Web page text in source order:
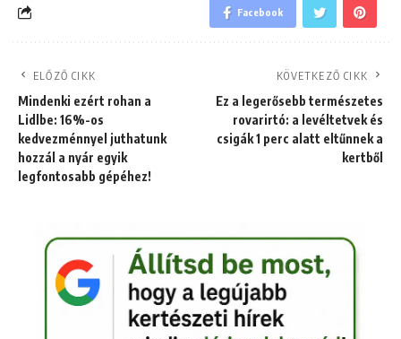
Facebook
ELŐZŐ CIKK
Mindenki ezért rohan a
Lidlbe: 16%-os
kedvezménnyel juthatunk
hozzál a nyár egyik
legfontosabb gépéhez!
KÖVETKEZŐ CIKK
Ez a legerősebb természetes
rovarirtó: a levéltetvek és
csigák 1 perc alatt eltűnnek a
kertből